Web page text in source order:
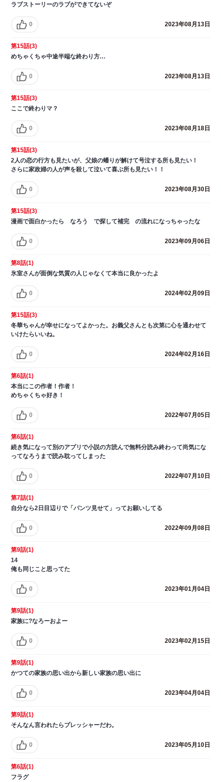
ラブストーリーのラブができてないぞ
0 2023年08月13日
第15話(3)
めちゃくちゃ中途半端な終わり方…
0 2023年08月13日
第15話(3)
ここで終わりマ？
0 2023年08月18日
第15話(3)
2人の恋の行方も見たいが、父娘の蟠りが解けて号泣する所も見たい！
さらに家政婦の人が声を殺して泣いて喜ぶ所も見たい！！
0 2023年08月30日
第15話(3)
漫画で面白かったら なろう で探して補完 の流れになっちゃったな
0 2023年09月06日
第8話(1)
氷室さんが面倒な気質の人じゃなくて本当に良かったよ
0 2024年02月09日
第15話(3)
冬華ちゃんが幸せになってよかった。お義父さんとも次第に心を通わせて
いけたらいいね。
0 2024年02月16日
第6話(1)
本当にこの作者！作者！
めちゃくちゃ好き！
0 2022年07月05日
第6話(1)
続き気になって別のアプリで小説の方読んで無料分読み終わって尚気にな
ってなろうまで読み耽ってしまった
0 2022年07月10日
第7話(1)
自分なら2日目辺りで「パンツ見せて」ってお願いしてる
0 2022年09月08日
第9話(1)
14
俺も同じこと思ってた
0 2023年01月04日
第9話(1)
家族に?なろーおよー
0 2023年02月15日
第9話(1)
かつての家族の思い出から新しい家族の思い出に
0 2023年04月04日
第9話(1)
そんなん言われたらプレッシャーだわ。
0 2023年05月10日
第6話(1)
フラグ